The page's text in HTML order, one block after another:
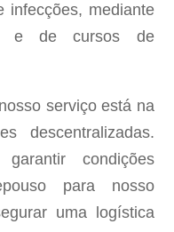
infecções, mediante
e de cursos de
serviço está na
descentralizadas.
condições
para nosso
uma logística